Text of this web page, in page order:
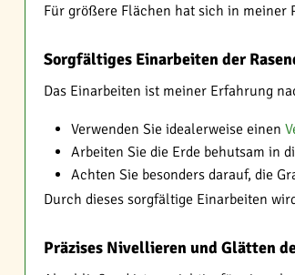
Für größere Flächen hat sich in meiner
Sorgfältiges Einarbeiten der
Das Einarbeiten ist meiner Erfahrung
Verwenden Sie idealerweise einen
Arbeiten Sie die Erde behutsam in
Achten Sie besonders darauf, die
Durch dieses sorgfältige Einarbeiten
Präzises Nivellieren und Glätten